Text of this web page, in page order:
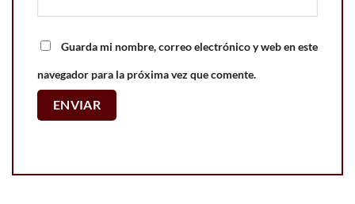
Guarda mi nombre, correo electrónico y web en este
navegador para la próxima vez que comente.